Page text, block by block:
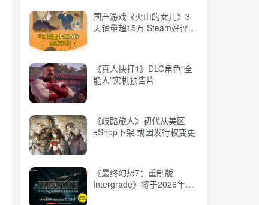
《歧路旅人》初代从美区
eShop下架 或因发行权变更
《最终幻想7：重制版
Intergrade》将于2026年1
国产游戏《火山的女儿》3
天销量超15万 Steam好评如
《真人快打1》DLC角色“全
能人”实机预告片
《歧路旅人》初代从美区
eShop下架 或因发行权变更
《最终幻想7：重制版
Intergrade》将于2026年1